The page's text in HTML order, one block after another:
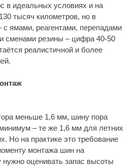
в идеальных условиях и на
тысяч километров, но в
с ямами, реагентами, перепадами
сменами резины – цифра 40-50
реалистичной и более
меньше 1,6 мм, шину пора
– те же 1,6 мм для летних
Но на практике это требование
монтажа шин на
оценивать запас высоты